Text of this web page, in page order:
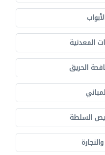
المعدنية
الحريق
السلطة